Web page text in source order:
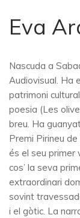
Eva
Nascuda a
Audiovisual. Ha
patrimoni
poesia (Les
breu. Ha
Premi Pirineu
és el seu primer
cos’ la seva
extraordinari
sovint
i el gòtic. La